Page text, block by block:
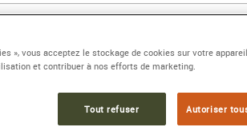
», vous acceptez le stockage de cookies sur votre
et contribuer à nos efforts de marketing.
Tout refuser Autoriser